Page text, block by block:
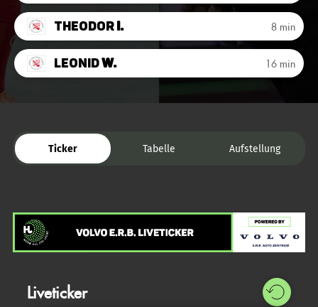
TheodorI. 8 min
LeonidW. 16 min
Ticker Tabelle Aufstellung
Liveticker